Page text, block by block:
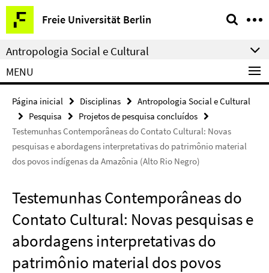
Springe
direkt
zu
Inhalt
Freie Universität Berlin
Serviço
de
navegação
Antropologia Social e Cultural
MENU
Página inicial Disciplinas
Antropologia Social e Cultural
Pesquisa
Projetos de pesquisa concluídos
Testemunhas Contemporâneas do Contato Cultural: Novas
pesquisas e abordagens interpretativas do patrimônio material
dos povos indígenas da Amazônia (Alto Rio Negro)
Testemunhas Contemporâneas do
Contato Cultural: Novas pesquisas e
abordagens interpretativas do
patrimônio material dos povos